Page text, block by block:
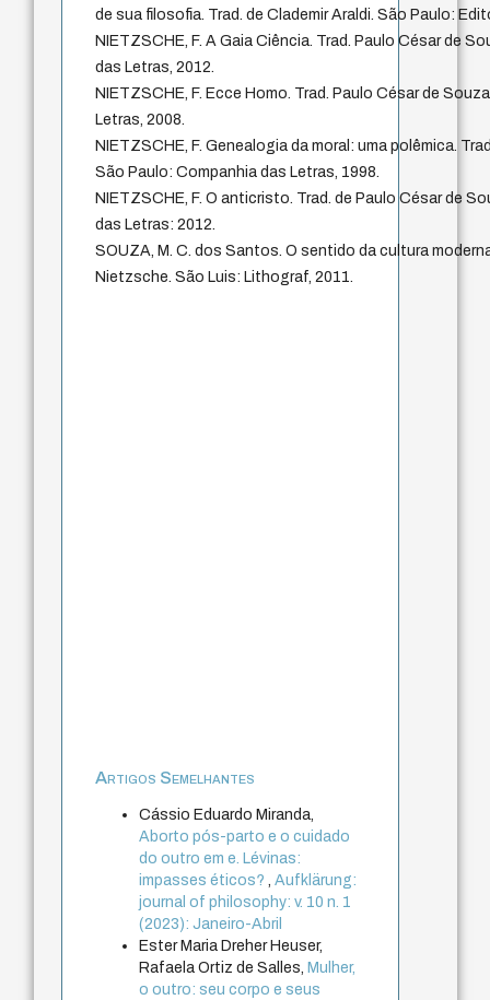
de sua filosofia. Trad. de Clademir Araldi. São Paulo:
NIETZSCHE, F. A Gaia Ciência. Trad. Paulo César de
das Letras, 2012.
NIETZSCHE, F. Ecce Homo. Trad. Paulo César de
Letras, 2008.
NIETZSCHE, F. Genealogia da moral: uma polêmica.
São Paulo: Companhia das Letras, 1998.
NIETZSCHE, F. O anticristo. Trad. de Paulo César de
das Letras: 2012.
SOUZA, M. C. dos Santos. O sentido da cultura
Nietzsche. São Luis: Lithograf, 2011.
Artigos Semelhantes
Cássio Eduardo Miranda,
Aborto pós-parto e o cuidado
do outro em e. Lévinas:
impasses éticos?,Aufklärung:
journal of philosophy: v. 10 n. 1
(2023): Janeiro-Abril
Ester Maria Dreher Heuser,
Rafaela Ortiz de Salles, Mulher,
o outro: seu corpo e seus